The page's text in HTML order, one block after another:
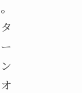
。
タ
ー
ン
オ